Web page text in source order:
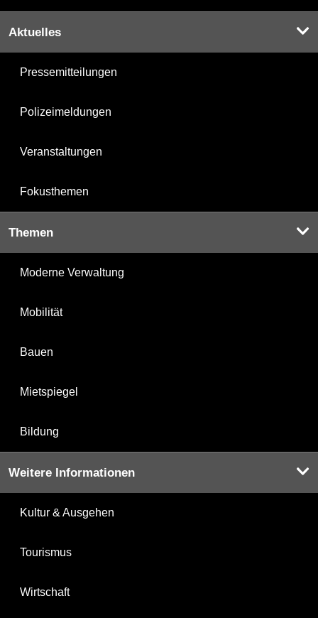
Aktuelles
Pressemitteilungen
Polizeimeldungen
Veranstaltungen
Fokusthemen
Themen
Moderne Verwaltung
Mobilität
Bauen
Mietspiegel
Bildung
Weitere Informationen
Kultur & Ausgehen
Tourismus
Wirtschaft